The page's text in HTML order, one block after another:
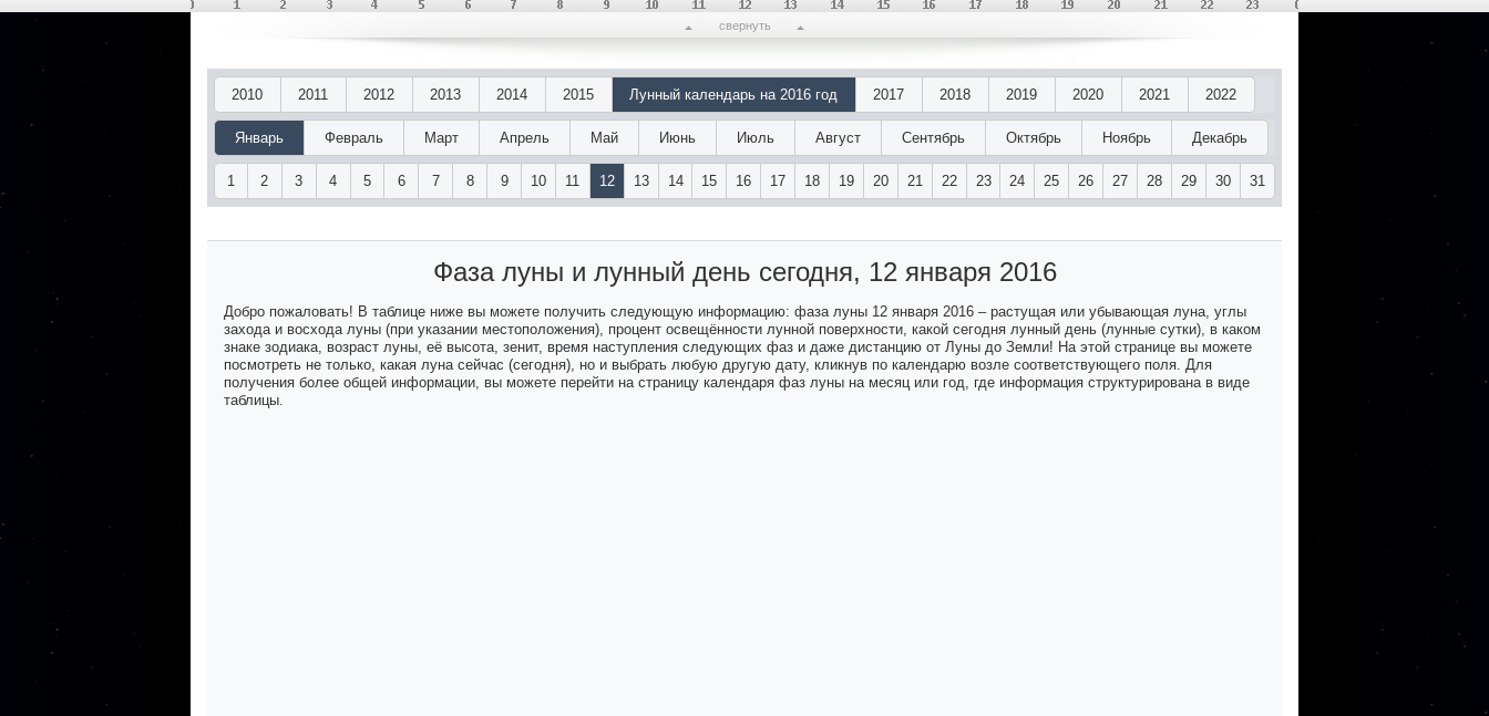
свернуть
2010 2011 2012 2013 2014 2015 Лунный календарь на 2016 год 2017 2018 2019 2020 2021 2022
Январь Февраль Март Апрель Май Июнь Июль Август Сентябрь Октябрь Ноябрь Декабрь
1 2 3 4 5 6 7 8 9 10 11 12 13 14 15 16 17 18 19 20 21 22 23 24 25 26 27 28 29 30 31
Фаза луны и лунный день сегодня, 12 января 2016
Добро пожаловать! В таблице ниже вы можете получить следующую информацию: фаза луны 12 января 2016 – растущая или убывающая луна, углы
захода и восхода луны (при указании местоположения), процент освещённости лунной поверхности, какой сегодня лунный день (лунные сутки), в каком
знаке зодиака, возраст луны, её высота, зенит, время наступления следующих фаз и даже дистанцию от Луны до Земли! На этой странице вы можете
посмотреть не только, какая луна сейчас (сегодня), но и выбрать любую другую дату, кликнув по календарю возле соответствующего поля. Для
получения более общей информации, вы можете перейти на страницу календаря фаз луны на месяц или год, где информация структурирована в виде
таблицы.